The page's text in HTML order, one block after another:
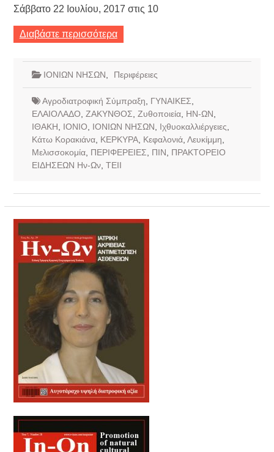
Σάββατο 22 Ιουλίου, 2017 στις 10
Διαβάστε περισσότερα
ΙΟΝΙΩΝ ΝΗΣΩΝ Περιφέρειες
Αγροδιατροφική Σύμπραξη ΓΥΝΑΙΚΕΣ
ΕΛΑΙΟΛΑΔΟ ΖΑΚΥΝΘΟΣ Ζυθοποιεία, ΗΝ-ΩΝ
ΙΘΑΚΗ
ΙΟΝΙΟ ΙΟΝΙΩΝ ΝΗΣΩΝ Ιχθυοκαλλιέργειες
Κάτω Κορακιάνα, ΚΕΡΚΥΡΑ, Κεφαλονιά, Λευκίμμη
Μελισσοκομία, ΠΕΡΙΦΕΡΕΙΕΣ ΠΙΝ
ΠΡΑΚΤΟΡΕΙΟ
ΕΙΔΗΣΕΩΝ Ην-Ων, ΤΕΙΙ